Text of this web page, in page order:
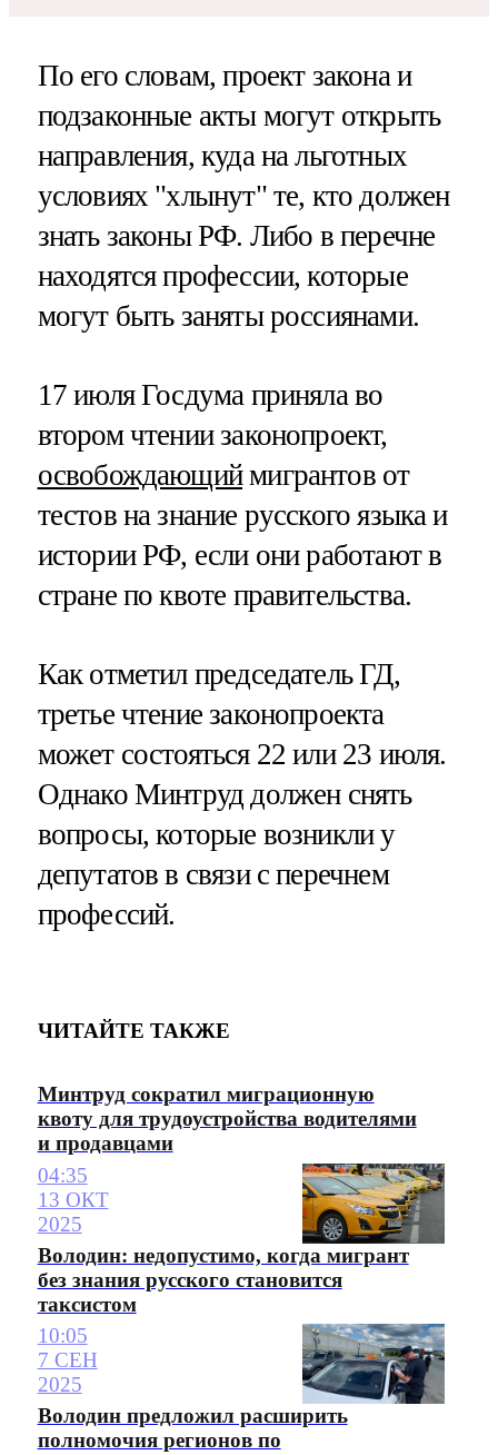
По его словам, проект закона и
подзаконные акты могут открыть
направления, куда на льготных
условиях "хлынут" те, кто должен
знать законы РФ. Либо в перечне
находятся профессии, которые
могут быть заняты россиянами.
17 июля Госдума приняла во
втором чтении законопроект,
освобождающиймигрантов от
тестов на знание русского языка и
истории РФ, если они работают в
стране по квоте правительства.
Как отметил председатель ГД,
третье чтение законопроекта
может состояться 22 или 23 июля.
Однако Минтруд должен снять
вопросы, которые возникли у
депутатов в связи с перечнем
профессий.
ЧИТАЙТЕ ТАКЖЕ
Минтруд сократил миграционную
квоту для трудоустройства водителями
и продавцами
04:35
13 ОКТ
2025
Володин: недопустимо, когда мигрант
без знания русского становится
таксистом
10:05
7 СЕН
2025
Володин предложил расширить
полномочия регионов по